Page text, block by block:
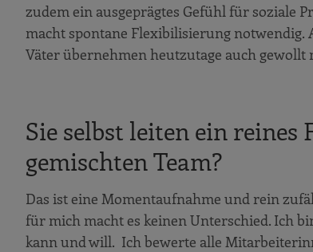
zudem ein ausgeprägtes Gefühl für soziale
macht spontane Flexibilisierung
Väter übernehmen heutzutage auch
Sie selbst leiten ein reines
gemischten Team?
Das ist eine Momentaufnahme und rein
für mich macht es keinen Unterschied. Ich
kann und will. Ich bewerte alle